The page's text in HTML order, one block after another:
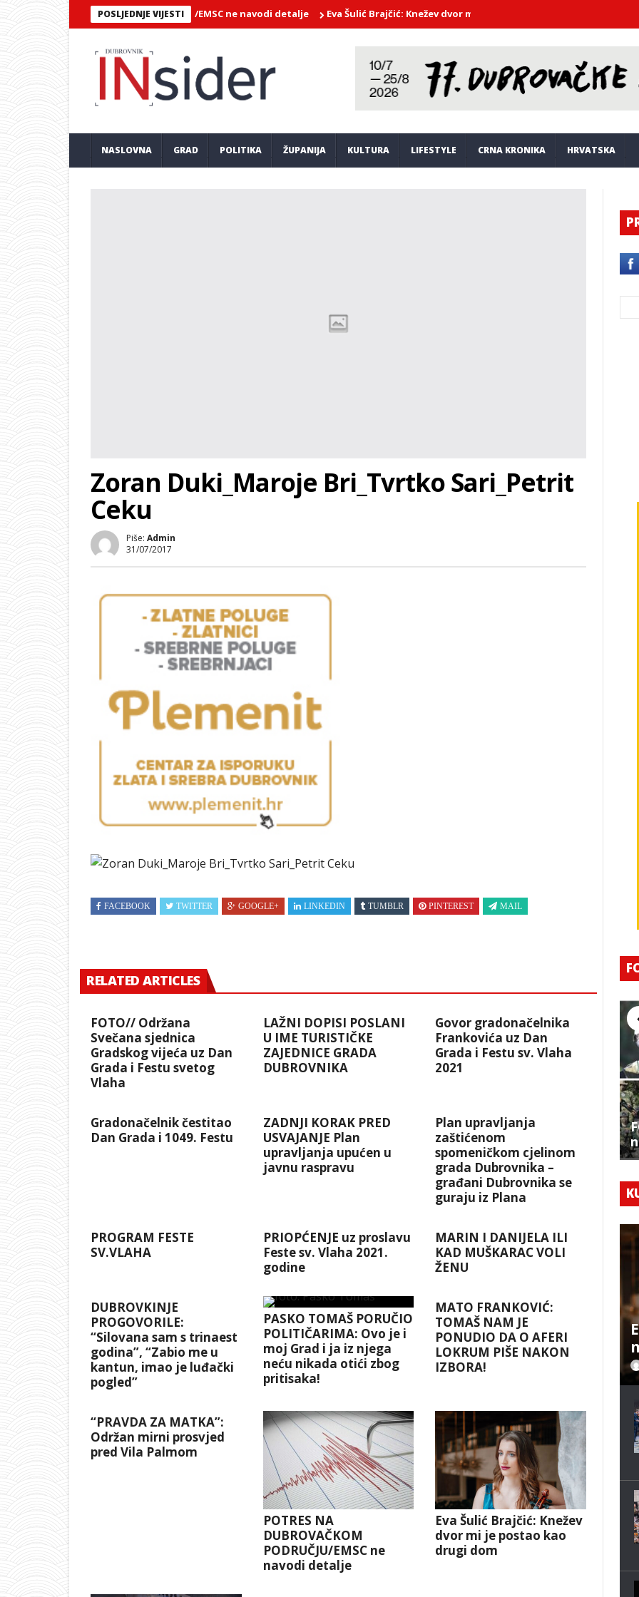
POSLJEDNJE VIJESTI
NA DUBROVAČKOM PODRUČJU/EMSC ne navodi detalje Eva Šulić Brajčić: Knežev dvor mi je postao kao drugi dom Briljantni
NASLOVNA GRAD POLITIKA ŽUPANIJA KULTURA LIFESTYLE CRNA KRONIKA HRVATSKA
Zoran Duki_Maroje Bri_Tvrtko Sari_Petrit
Ceku
Piše: Admin
31/07/2017
FACEBOOK TWITTER GOOGLE+ LINKEDIN TUMBLR PINTEREST MAIL
RELATED ARTICLES
FOTO// Održana
Svečana sjednica
Gradskog vijeća uz Dan
Grada i Festu svetog
Vlaha
LAŽNI DOPISI POSLANI
U IME TURISTIČKE
ZAJEDNICE GRADA
DUBROVNIKA
Govor gradonačelnika
Frankovića uz Dan
Grada i Festu sv. Vlaha
2021
Gradonačelnik čestitao
Dan Grada i 1049. Festu
ZADNJI KORAK PRED
USVAJANJE Plan
upravljanja upućen u
javnu raspravu
Plan upravljanja
zaštićenom
spomeničkom cjelinom
grada Dubrovnika –
građani Dubrovnika se
guraju iz Plana
PROGRAM FESTE
SV.VLAHA
PRIOPĆENJE uz proslavu
Feste sv. Vlaha 2021.
godine
MARIN I DANIJELA ILI
KAD MUŠKARAC VOLI
ŽENU
DUBROVKINJE
PROGOVORILE:
“Silovana sam s trinaest
godina”, “Zabio me u
kantun, imao je luđački
pogled”
PASKO TOMAŠ PORUČIO
POLITIČARIMA: Ovo je i
moj Grad i ja iz njega
neću nikada otići zbog
pritisaka!
MATO FRANKOVIĆ:
TOMAŠ NAM JE
PONUDIO DA O AFERI
LOKRUM PIŠE NAKON
IZBORA!
“PRAVDA ZA MATKA”:
Održan mirni prosvjed
pred Vila Palmom
POTRES NA
DUBROVAČKOM
PODRUČJU/EMSC ne
navodi detalje
Eva Šulić Brajčić: Knežev
dvor mi je postao kao
drugi dom